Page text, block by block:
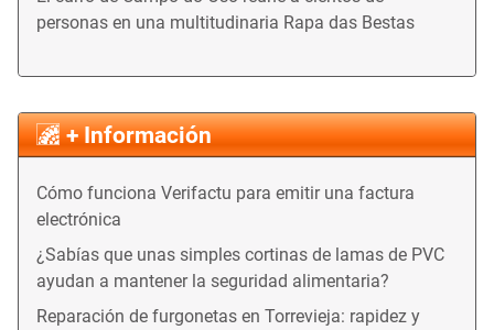
personas en una multitudinaria Rapa das Bestas
+ Información
Cómo funciona Verifactu para emitir una factura
electrónica
¿Sabías que unas simples cortinas de lamas de PVC
ayudan a mantener la seguridad alimentaria?
Reparación de furgonetas en Torrevieja: rapidez y